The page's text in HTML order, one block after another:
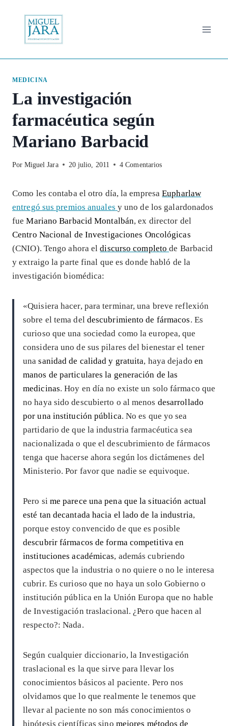
contenido
MEDICINA
La investigación
farmacéutica según
Mariano Barbacid
Por Miguel Jara 20 julio, 2011 4 Comentarios
Como les contaba el otro día, la empresaEupharlaw
entregó sus premios anuales y uno de los galardonados
fueMariano Barbacid Montalbán, ex director del
Centro Nacional de Investigaciones Oncológicas
(CNIO). Tengo ahora eldiscurso completode Barbacid
y extraigo la parte final que es donde habló de la
investigación biomédica:
«Quisiera hacer, para terminar, una breve reflexión
sobre el tema del descubrimiento de fármacos. Es
curioso que una sociedad como la europea, que
considera uno de sus pilares del bienestar el tener
unasanidad de calidad y gratuita, haya dejado en
manos de particulares la generación de las
medicinas. Hoy en día no existe un solo fármaco que
no haya sido descubierto o al menos desarrollado
por una institución pública. No es que yo sea
partidario de que la industria farmacéutica sea
nacionalizada o que el descubrimiento de fármacos
tenga que hacerse ahora según los dictámenes del
Ministerio. Por favor que nadie se equivoque.
Pero si me parece una pena que la situación actual
esté tan decantada hacia el lado de la industria,
porque estoy convencido de que es posible
descubrir fármacos de forma competitiva en
instituciones académicas, además cubriendo
aspectos que la industria o no quiere o no le interesa
cubrir. Es curioso que no haya un solo Gobierno o
institución pública en la Unión Europa que no hable
de Investigación traslacional. ¿Pero que hacen al
respecto?: Nada.
Según cualquier diccionario, la Investigación
traslacional es la que sirve para llevar los
conocimientos básicos al paciente. Pero nos
olvidamos que lo que realmente le tenemos que
llevar al paciente no son más conocimientos o
hipótesis científicas sino mejores métodos de